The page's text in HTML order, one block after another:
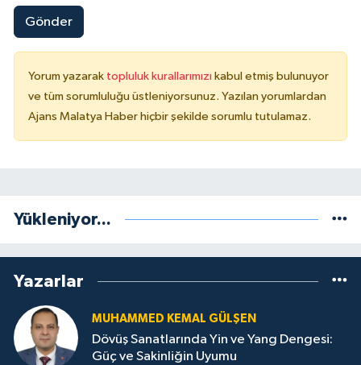
Gönder
Yorum yazarak topluluk kurallarımızı kabul etmiş bulunuyor
ve tüm sorumluluğu üstleniyorsunuz. Yazılan yorumlardan
Ajans Malatya Haber hiçbir şekilde sorumlu tutulamaz.
Yükleniyor...
Yazarlar
MUHAMMED KEMAL GÜLŞEN
Dövüş Sanatlarında Yin ve Yang Dengesi:
Güç ve Sakinliğin Uyumu